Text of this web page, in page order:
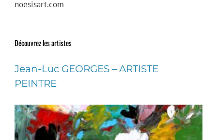
noesisart.com
Découvrez les artistes
Jean-Luc GEORGES – ARTISTE
PEINTRE